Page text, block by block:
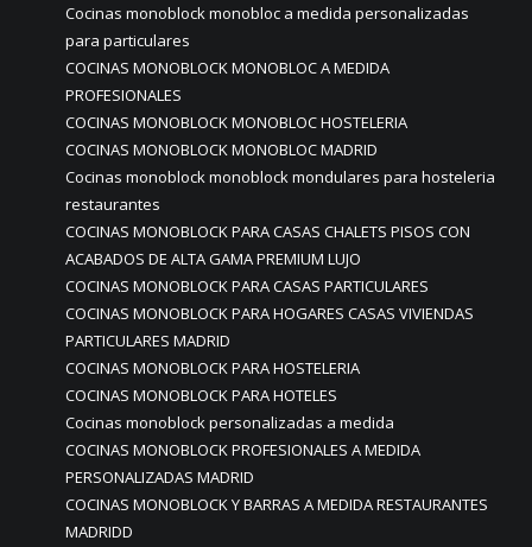
Cocinas monoblock monobloc a medida personalizadas
para particulares
COCINAS MONOBLOCK MONOBLOC A MEDIDA
PROFESIONALES
COCINAS MONOBLOCK MONOBLOC HOSTELERIA
COCINAS MONOBLOCK MONOBLOC MADRID
Cocinas monoblock monoblock mondulares para hosteleria
restaurantes
COCINAS MONOBLOCK PARA CASAS CHALETS PISOS CON
ACABADOS DE ALTA GAMA PREMIUM LUJO
COCINAS MONOBLOCK PARA CASAS PARTICULARES
COCINAS MONOBLOCK PARA HOGARES CASAS VIVIENDAS
PARTICULARES MADRID
COCINAS MONOBLOCK PARA HOSTELERIA
COCINAS MONOBLOCK PARA HOTELES
Cocinas monoblock personalizadas a medida
COCINAS MONOBLOCK PROFESIONALES A MEDIDA
PERSONALIZADAS MADRID
COCINAS MONOBLOCK Y BARRAS A MEDIDA RESTAURANTES
MADRIDD